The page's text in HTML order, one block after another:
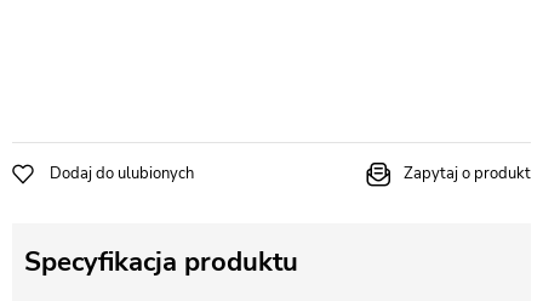
Dodaj do ulubionych Zapytaj o produkt
Specyfikacja produktu